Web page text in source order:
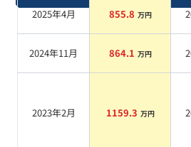
2025年4月 855.8 万円
2024年11月 864.1 万円
2023年2月 1159.3 万円